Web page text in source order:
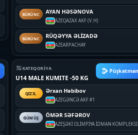
BÜRÜNC AYAN HƏSƏNOVA
AZEQAZAX AKF (V.H)
BÜRÜNC RÜQƏYYA ƏLİZADƏ
AZEARPACHAY
KATEQORIYA
U14 MALE KUMITE -50 KG
QIZIL Ərxan Həbibov
AZEGƏNCƏ AKF #1
GÜMÜŞ ÖMƏR SƏFƏROV
AZEŞƏKİ OLİMPİYA İDMAN KOMPLEKSİ